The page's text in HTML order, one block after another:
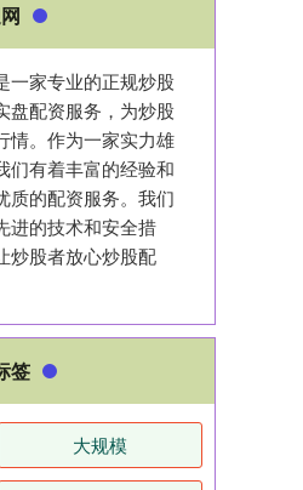
一家专业的正规炒股
盘配资服务，为炒股
情。作为一家实力雄
们有着丰富的经验和
质的配资服务。我们
进的技术和安全措
炒股者放心炒股配
签
大规模